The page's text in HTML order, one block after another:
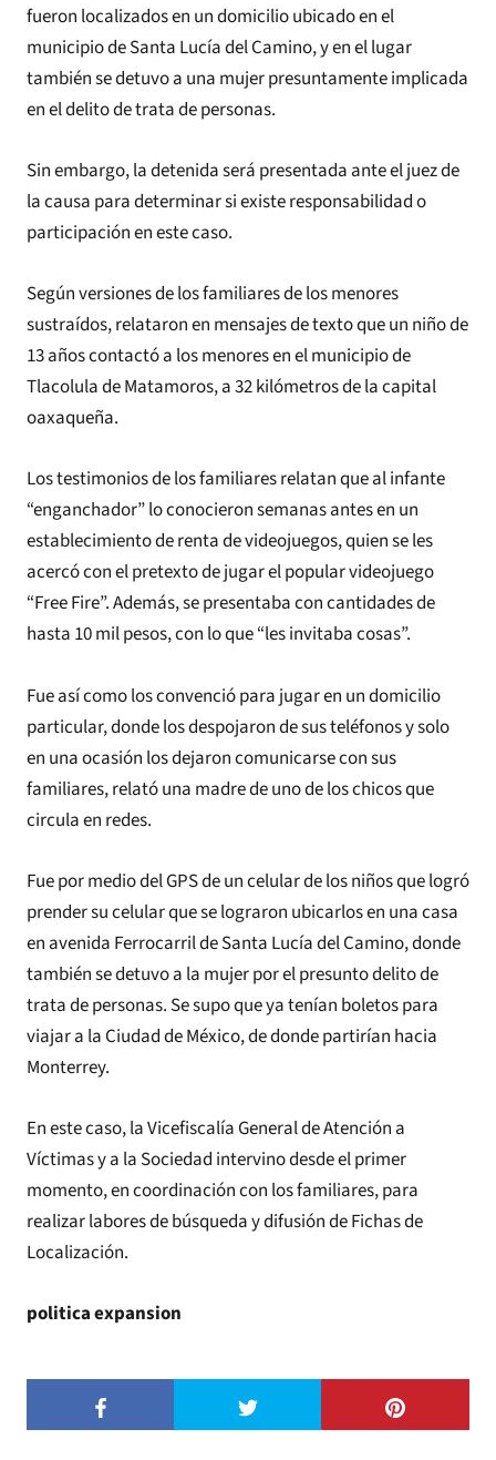
fueron localizados en un domicilio ubicado en el
municipio de Santa Lucía del Camino, y en el lugar
también se detuvo a una mujer presuntamente implicada
en el delito de trata de personas.
Sin embargo, la detenida será presentada ante el juez de
la causa para determinar si existe responsabilidad o
participación en este caso.
Según versiones de los familiares de los menores
sustraídos, relataron en mensajes de texto que un niño de
13 años contactó a los menores en el municipio de
Tlacolula de Matamoros, a 32 kilómetros de la capital
oaxaqueña.
Los testimonios de los familiares relatan que al infante
“enganchador” lo conocieron semanas antes en un
establecimiento de renta de videojuegos, quien se les
acercó con el pretexto de jugar el popular videojuego
“Free Fire”. Además, se presentaba con cantidades de
hasta 10 mil pesos, con lo que “les invitaba cosas”.
Fue así como los convenció para jugar en un domicilio
particular, donde los despojaron de sus teléfonos y solo
en una ocasión los dejaron comunicarse con sus
familiares, relató una madre de uno de los chicos que
circula en redes.
Fue por medio del GPS de un celular de los niños que logró
prender su celular que se lograron ubicarlos en una casa
en avenida Ferrocarril de Santa Lucía del Camino, donde
también se detuvo a la mujer por el presunto delito de
trata de personas. Se supo que ya tenían boletos para
viajar a la Ciudad de México, de donde partirían hacia
Monterrey.
En este caso, la Vicefiscalía General de Atención a
Víctimas y a la Sociedad intervino desde el primer
momento, en coordinación con los familiares, para
realizar labores de búsqueda y difusión de Fichas de
Localización.
politica expansion